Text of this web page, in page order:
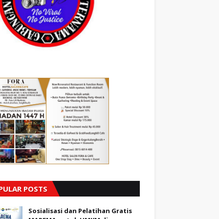
POSTS
Sosialisasi dan Pelatihan Gratis